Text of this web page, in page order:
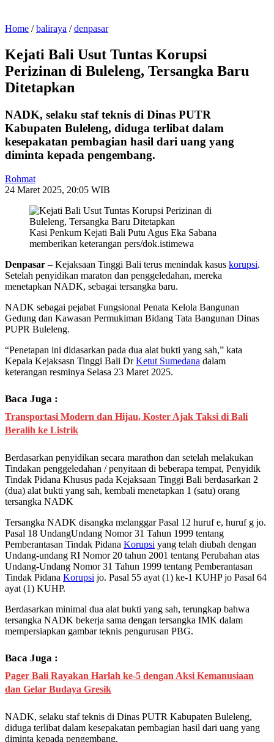
Home /baliraya /denpasar
Kejati Bali Usut Tuntas Korupsi
Perizinan di Buleleng, Tersangka Baru
Ditetapkan
NADK, selaku staf teknis di Dinas PUTR
Kabupaten Buleleng, diduga terlibat dalam
kesepakatan pembagian hasil dari uang yang
diminta kepada pengembang.
Rohmat
24 Maret 2025, 20:05 WIB
Kasi Penkum Kejati Bali Putu Agus Eka Sabana
memberikan keterangan pers/dok.istimewa
Denpasar – Kejaksaan Tinggi Bali terus menindak kasus korupsi.
Setelah penyidikan maraton dan penggeledahan, mereka
menetapkan NADK, sebagai tersangka baru.
NADK sebagai pejabat Fungsional Penata Kelola Bangunan
Gedung dan Kawasan Permukiman Bidang Tata Bangunan Dinas
PUPR Buleleng.
“Penetapan ini didasarkan pada dua alat bukti yang sah,” kata
Kepala Kejaksasn Tinggi Bali DrKetut Sumedana dalam
keterangan resminya Selasa 23 Maret 2025.
Baca Juga :
Transportasi Modern dan Hijau, Koster Ajak Taksi di Bali
Beralih ke Listrik
Berdasarkan penyidikan secara marathon dan setelah melakukan
Tindakan penggeledahan / penyitaan di beberapa tempat, Penyidik
Tindak Pidana Khusus pada Kejaksaan Tinggi Bali berdasarkan 2
(dua) alat bukti yang sah, kembali menetapkan 1 (satu) orang
tersangka NADK
Tersangka NADK disangka melanggar Pasal 12 huruf e, huruf g jo.
Pasal 18 UndangUndang Nomor 31 Tahun 1999 tentang
Pemberantasan Tindak Pidana Korupsi yang telah diubah dengan
Undang-undang RI Nomor 20 tahun 2001 tentang Perubahan atas
Undang-Undang Nomor 31 Tahun 1999 tentang Pemberantasan
Tindak Pidana Korupsi jo. Pasal 55 ayat (1) ke-1 KUHP jo Pasal 64
ayat (1) KUHP.
Berdasarkan minimal dua alat bukti yang sah, terungkap bahwa
tersangka NADK bekerja sama dengan tersangka IMK dalam
mempersiapkan gambar teknis pengurusan PBG.
Baca Juga :
Pager Bali Rayakan Harlah ke-5 dengan Aksi Kemanusiaan
dan Gelar Budaya Gresik
NADK, selaku staf teknis di Dinas PUTR Kabupaten Buleleng,
diduga terlibat dalam kesepakatan pembagian hasil dari uang yang
diminta kepada pengembang.